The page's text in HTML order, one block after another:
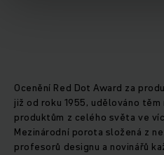
Ocenění Red Dot Award za
již od roku 1955, udělováno
produktům z celého světa ve
Mezinárodní porota složená z
profesorů designu a novinářů